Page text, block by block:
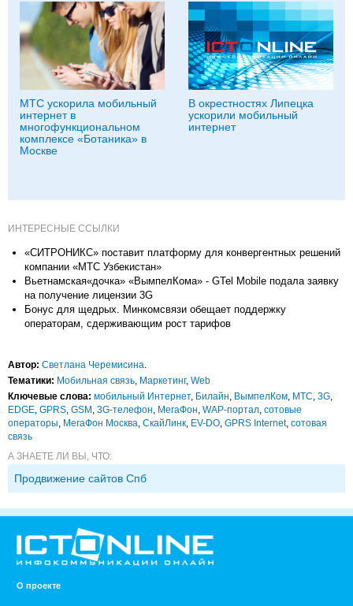
МТС ускорила мобильный
интернет в
многофункциональном
комплексе «Ботаника» в
Москве
В окрестностях Липецка
ускорили мобильный
интернет
ИНТЕРЕСНЫЕ ССЫЛКИ
«СИТРОНИКC» поставит платформу для конвергентных решений
компании «МТС Узбекистан»
Вьетнамская«дочка» «ВымпелКома» - GTel Mobile подала заявку
на получение лицензии 3G
Бонус для щедрых. Минкомсвязи обещает поддержку
операторам, сдерживающим рост тарифов
Автор: Светлана Черемисина
Тематики: Мобильная связь Маркетинг, Web
Ключевые слова: мобильный Интернет, Билайн ВымпелКом МТС 3G
EDGE GPRS GSM 3G-телефон МегаФон WAP-портал сотовые
операторы МегаФон Москва СкайЛинк EV-DO GPRS Internet, сотовая
связь
А ЗНАЕТЕ ЛИ ВЫ, ЧТО:
Продвижение сайтов Спб
О проекте